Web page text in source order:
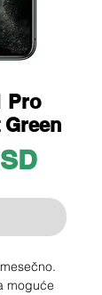
Pro
Price
moguće